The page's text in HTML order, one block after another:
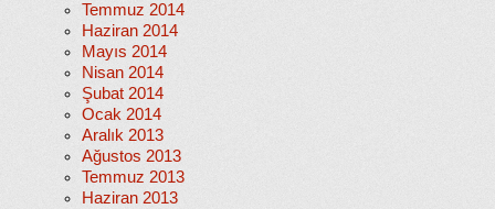
Temmuz 2014
Haziran 2014
Mayıs 2014
Nisan 2014
Şubat 2014
Ocak 2014
Aralık 2013
Ağustos 2013
Temmuz 2013
Haziran 2013